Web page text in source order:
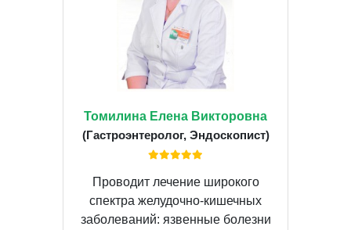
Томилина Елена Викторовна
(Гастроэнтеролог, Эндоскопист)
Проводит лечение широкого
спектра желудочно-кишечных
заболеваний: язвенные болезни